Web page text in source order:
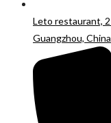
Leto restaurant,
Guangzhou, China